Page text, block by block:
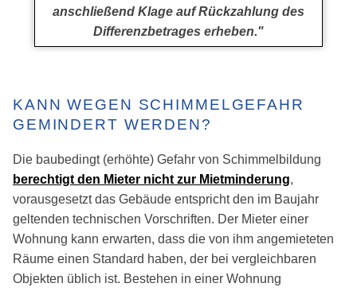
anschließend Klage auf Rückzahlung des
Differenzbetrages erheben."
KANN WEGEN SCHIMMELGEFAHR
GEMINDERT WERDEN?
Die baubedingt (erhöhte) Gefahr von Schimmelbildung
berechtigt den Mieter nicht zur Mietminderung,
vorausgesetzt das Gebäude entspricht den im Baujahr
geltenden technischen Vorschriften. Der Mieter einer
Wohnung kann erwarten, dass die von ihm angemieteten
Räume einen Standard haben, der bei vergleichbaren
Objekten üblich ist. Bestehen in einer Wohnung